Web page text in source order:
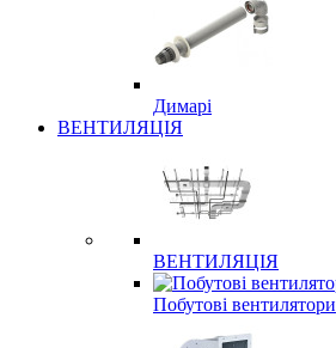
Димарі
ВЕНТИЛЯЦІЯ
ВЕНТИЛЯЦІЯ
Побутові вентилятори